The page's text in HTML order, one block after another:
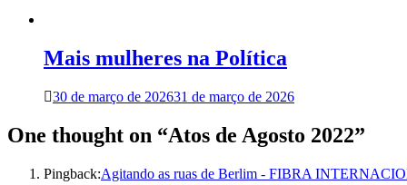
Mais mulheres na Política
30 de março de 202631 de março de 2026
One thought on “Atos de Agosto 2022”
Pingback:Agitando as ruas de Berlim - FIBRA